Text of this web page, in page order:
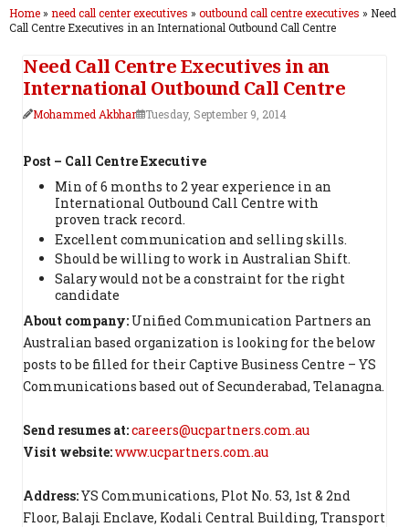
Home» need call center executives » outbound call centre executives » Need
Call Centre Executives in an International Outbound Call Centre
Need Call Centre Executives in an
International Outbound Call Centre
Mohammed Akbhar Tuesday, September 9, 2014
Post – Call Centre Executive
Min of 6 months to 2 year experience in an
International Outbound Call Centre with
proven track record.
Excellent communication and selling skills.
Should be willing to work in Australian Shift.
Salary would not be a constraint for the right
candidate
About company: Unified Communication Partners an
Australian based organization is looking for the below
posts to be filled for their Captive Business Centre – YS
Communications based out of Secunderabad, Telanagna.
Send resumes at:careers@ucpartners.com.au
Visit website:www.ucpartners.com.au
Address:YS Communications, Plot No. 53, 1st & 2nd
Floor, Balaji Enclave, Kodali Central Building, Transport